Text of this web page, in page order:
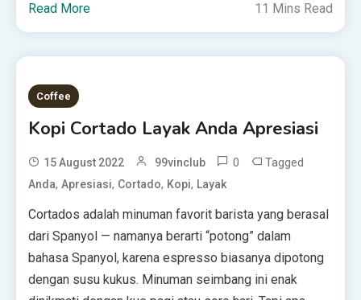
Read More 11 Mins Read
Coffee
Kopi Cortado Layak Anda Apresiasi
15 August 2022 99vinclub 0 Tagged
Anda,Apresiasi, Cortado, Kopi, Layak
Cortados adalah minuman favorit barista yang berasal
dari Spanyol — namanya berarti “potong” dalam
bahasa Spanyol, karena espresso biasanya dipotong
dengan susu kukus. Minuman seimbang ini enak